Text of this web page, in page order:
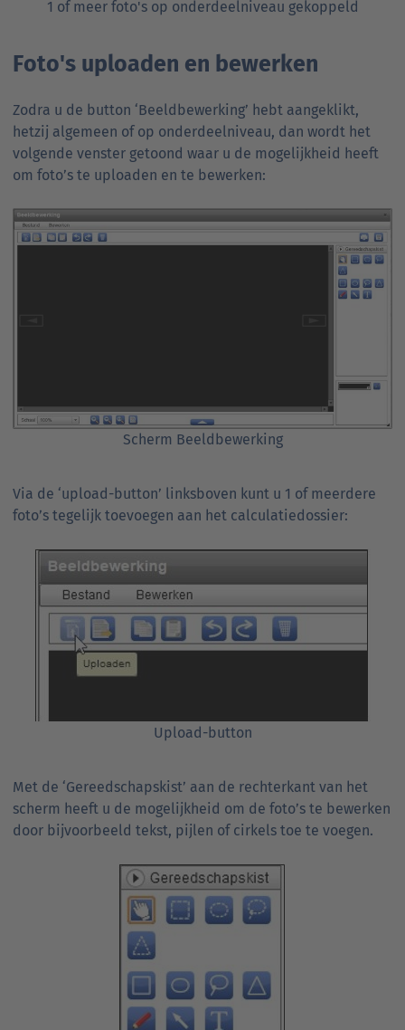
1 of meer foto's op onderdeelniveau gekoppeld
Foto's uploaden en bewerken
Zodra u de button ‘Beeldbewerking’ hebt aangeklikt,
hetzij algemeen of op onderdeelniveau, dan wordt het
volgende venster getoond waar u de mogelijkheid heeft
om foto’s te uploaden en te bewerken:
Scherm Beeldbewerking
Via de ‘upload-button’ linksboven kunt u 1 of meerdere
foto’s tegelijk toevoegen aan het calculatiedossier:
Upload-button
Met de ‘Gereedschapskist’ aan de rechterkant van het
scherm heeft u de mogelijkheid om de foto’s te bewerken
door bijvoorbeeld tekst, pijlen of cirkels toe te voegen.